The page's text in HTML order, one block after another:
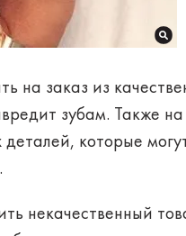
на заказ из
зубам. Также
деталей, которые
некачественный